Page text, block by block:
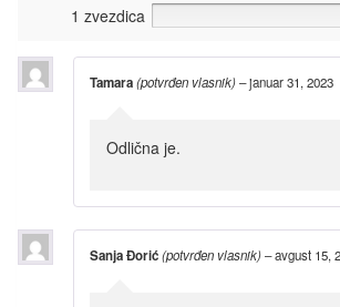
1 zvezdica
Tamara(potvrđen vlasnik)–januar 31, 2023
Odlična je.
Sanja Đorić(potvrđen vlasnik)–avgust 15,